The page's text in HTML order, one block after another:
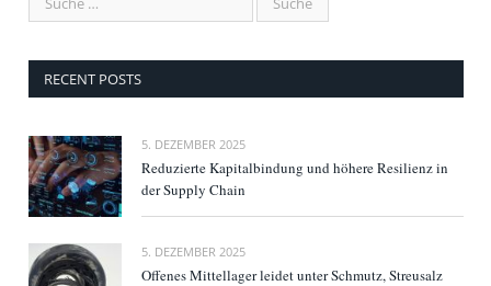
RECENT POSTS
5. DEZEMBER 2025
Reduzierte Kapitalbindung und höhere Resilienz in
der Supply Chain
5. DEZEMBER 2025
Offenes Mittellager leidet unter Schmutz, Streusalz